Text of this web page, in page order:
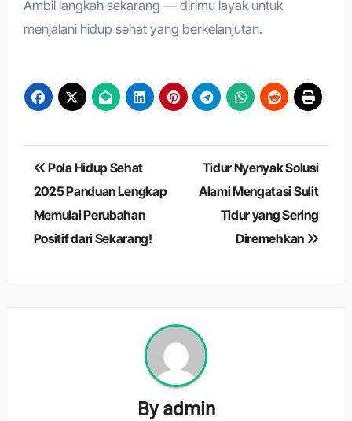
Ambil langkah sekarang — dirimu layak untuk
menjalani hidup sehat yang berkelanjutan.
Navigasi
pos
Pola Hidup Sehat
2025 Panduan Lengkap
Memulai Perubahan
Positif dari Sekarang!
Tidur Nyenyak Solusi
Alami Mengatasi Sulit
Tidur yang Sering
Diremehkan
By admin